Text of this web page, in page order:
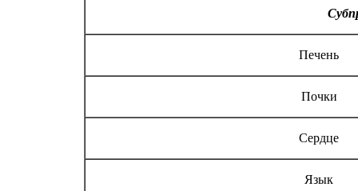
Печень
Почки
Сердце
Язык